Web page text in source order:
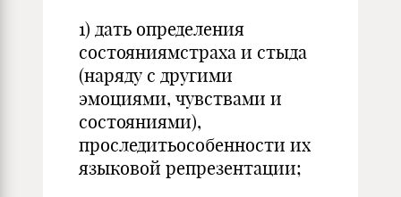
1) дать определения
состояниямстраха и стыда
(наряду с другими
эмоциями, чувствами и
состояниями),
проследитьособенности их
языковой репрезентации;